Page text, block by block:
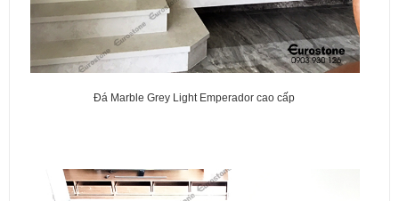
Đá Marble Grey Light Emperador cao cấp